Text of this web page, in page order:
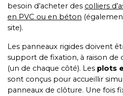
besoin d’acheter des colliers
en PVC ou en béton
site).
Les panneaux rigides doivent
support de fixation, à raison de
(un de chaque côté). Les plots
sont conçus pour accueillir
panneaux de clôture. Une fois